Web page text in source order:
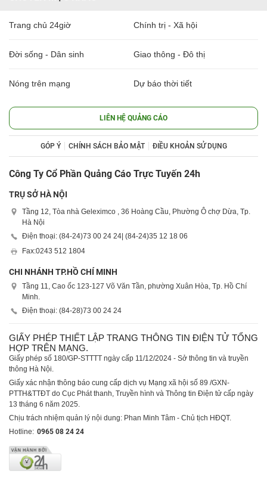
Trang chủ 24giờ Chính trị - Xã hội
Đời sống - Dân sinh Giao thông - Đô thị
Nóng trên mạng Dự báo thời tiết
LIÊN HỆ QUẢNG CÁO
GÓP Ý CHÍNH SÁCH BẢO MẬT ĐIỀU KHOẢN SỬ DỤNG
Công Ty Cổ Phần Quảng Cáo Trực Tuyến 24h
TRỤ SỞ HÀ NỘI
Tầng 12, Tòa nhà Geleximco , 36 Hoàng Cầu, Phường Ô chợ Dừa, Tp.
Hà Nội
Điện thoại: (84-24)73 00 24 24 | (84-24)35 12 18 06
Fax:0243 512 1804
CHI NHÁNH TP.HỒ CHÍ MINH
Tầng 11, Cao ốc 123-127 Võ Văn Tần, phường Xuân Hòa, Tp. Hồ Chí
Minh.
Điện thoại: (84-28)73 00 24 24
GIẤY PHÉP THIẾT LẬP TRANG THÔNG TIN ĐIỆN TỬ TỔNG
HỢP TRÊN MẠNG.
Giấy phép số 180/GP-STTTT ngày cấp 11/12/2024 - Sở thông tin và truyền
thông Hà Nội.
Giấy xác nhận thông báo cung cấp dịch vụ Mạng xã hội số 89 /GXN-
PTTH&TTĐT do Cục Phát thanh, Truyền hình và Thông tin Điện tử cấp ngày
13 tháng 6 năm 2025.
Chịu trách nhiệm quản lý nội dung: Phan Minh Tâm - Chủ tịch HĐQT.
Hotline: 0965 08 24 24